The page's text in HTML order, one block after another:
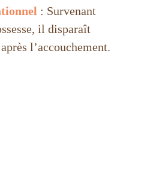
: Survenant
il disparaît
l’accouchement.